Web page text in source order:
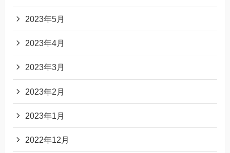
2023年5月
2023年4月
2023年3月
2023年2月
2023年1月
2022年12月